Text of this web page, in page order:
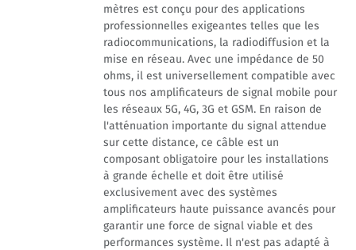
mètres est conçu pour des applications
professionnelles exigeantes telles que les
radiocommunications, la radiodiffusion et la
mise en réseau. Avec une impédance de 50
ohms, il est universellement compatible avec
tous nos amplificateurs de signal mobile pour
les réseaux 5G, 4G, 3G et GSM. En raison de
l'atténuation importante du signal attendue
sur cette distance, ce câble est un
composant obligatoire pour les installations
à grande échelle et doit être utilisé
exclusivement avec des systèmes
amplificateurs haute puissance avancés pour
garantir une force de signal viable et des
performances système. Il n'est pas adapté à